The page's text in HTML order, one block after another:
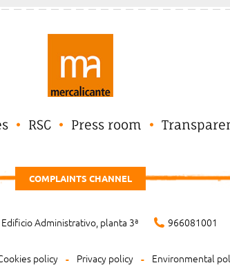
RSC Press room
COMPLAINTS CHANNEL
Administrativo, planta 3ª 966081001
policy Privacy policy Environmental